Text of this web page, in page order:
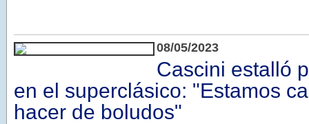
08/05/2023
Cascini estalló
en el superclásico: "Estamos
hacer de boludos"